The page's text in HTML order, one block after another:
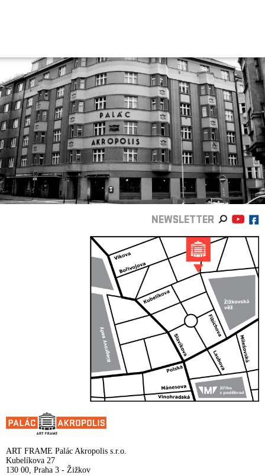
NEWSLETTER
ART FRAME Palác Akropolis s.r.o.
Kubelíkova 27
130 00, Praha 3 - Žižkov